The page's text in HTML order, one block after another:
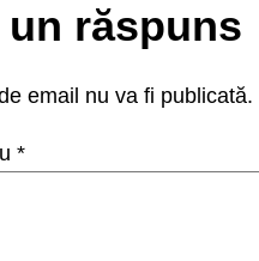
un răspuns
email nu va fi publicată.
*